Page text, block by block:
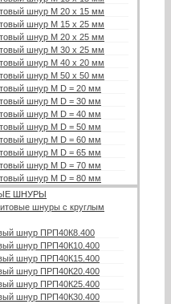
шнур М 20 х 15 мм
шнур М 15 х 25 мм
шнур М 20 х 25 мм
шнур М 30 х 25 мм
шнур М 40 х 20 мм
шнур М 50 х 50 мм
шнур М D = 20 мм
шнур М D = 30 мм
шнур М D = 40 мм
шнур М D = 50 мм
шнур М D = 60 мм
шнур М D = 65 мм
шнур М D = 70 мм
шнур М D = 80 мм
ШНУРЫ
шнуры с круглым
шнур ПРП40К8.400
шнур ПРП40К10.400
шнур ПРП40К15.400
шнур ПРП40К20.400
шнур ПРП40К25.400
шнур ПРП40К30.400